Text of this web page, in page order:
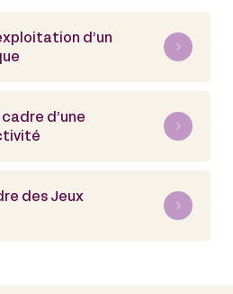
d’un
d’une
des Jeux